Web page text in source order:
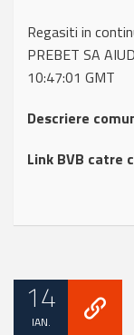
Regasiti in
PREBET SA
10:47:01 GMT
Descriere
Link BVB catre
14
IAN.